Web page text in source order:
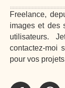
Freelance,
images et des
utilisateurs.
contactez-moi
pour vos